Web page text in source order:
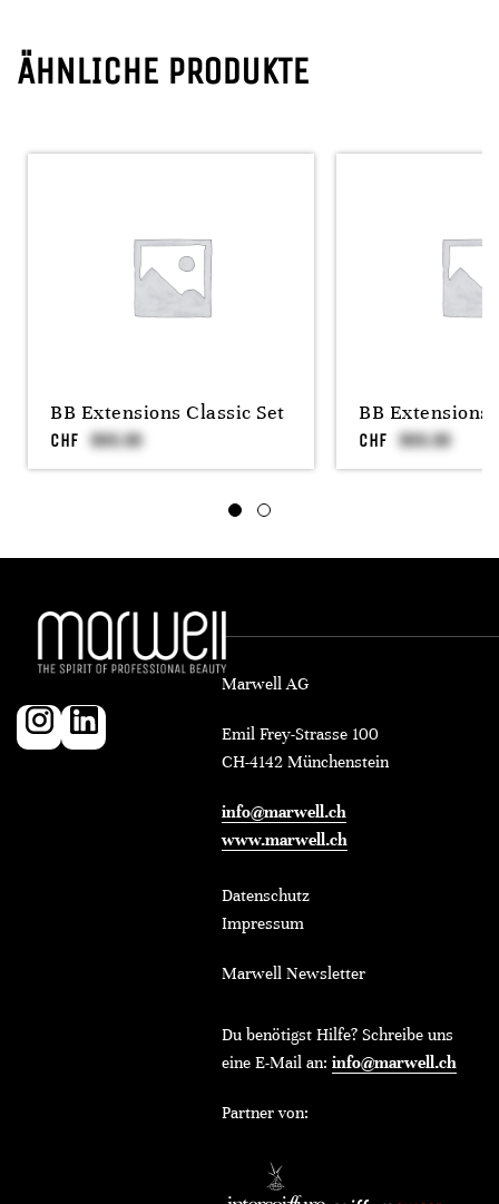
ÄHNLICHE PRODUKTE
BB Extensions Classic Set
CHF
BB Extensions
CHF
Marwell AG
Emil Frey-Strasse 100
CH-4142 Münchenstein
info@marwell.ch
www.marwell.ch
Datenschutz
Impressum
Marwell Newsletter
Du benötigst Hilfe? Schreibe uns
eine E-Mail an: info@marwell.ch
Partner von: